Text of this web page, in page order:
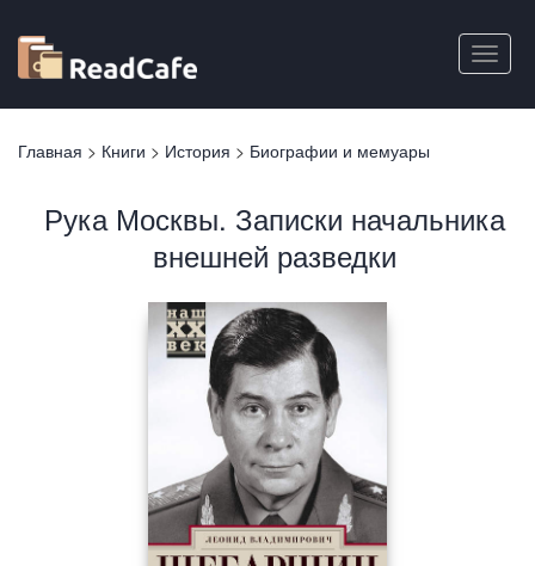
основному
содержанию
Toggle
Вы
Главная > Книги > История > Биографии и мемуары
Рука Москвы. Записки начальника
внешней разведки